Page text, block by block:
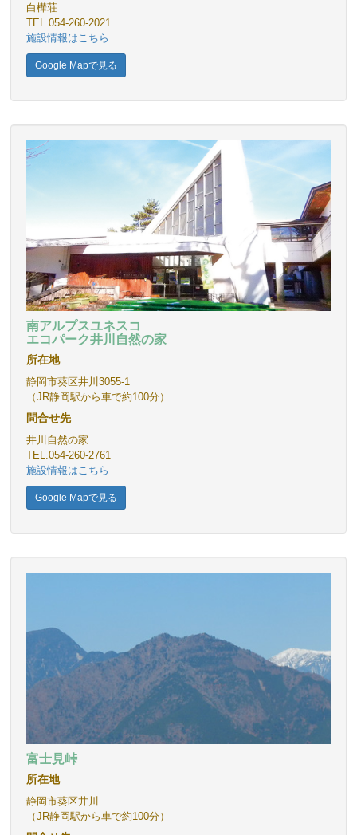
白樺荘
TEL.054-260-2021
施設情報はこちら
Google Mapで見る
南アルプスユネスコ
エコパーク井川自然の家
所在地
静岡市葵区井川3055-1
（JR静岡駅から車で約100分）
問合せ先
井川自然の家
TEL.054-260-2761
施設情報はこちら
Google Mapで見る
富士見峠
所在地
静岡市葵区井川
（JR静岡駅から車で約100分）